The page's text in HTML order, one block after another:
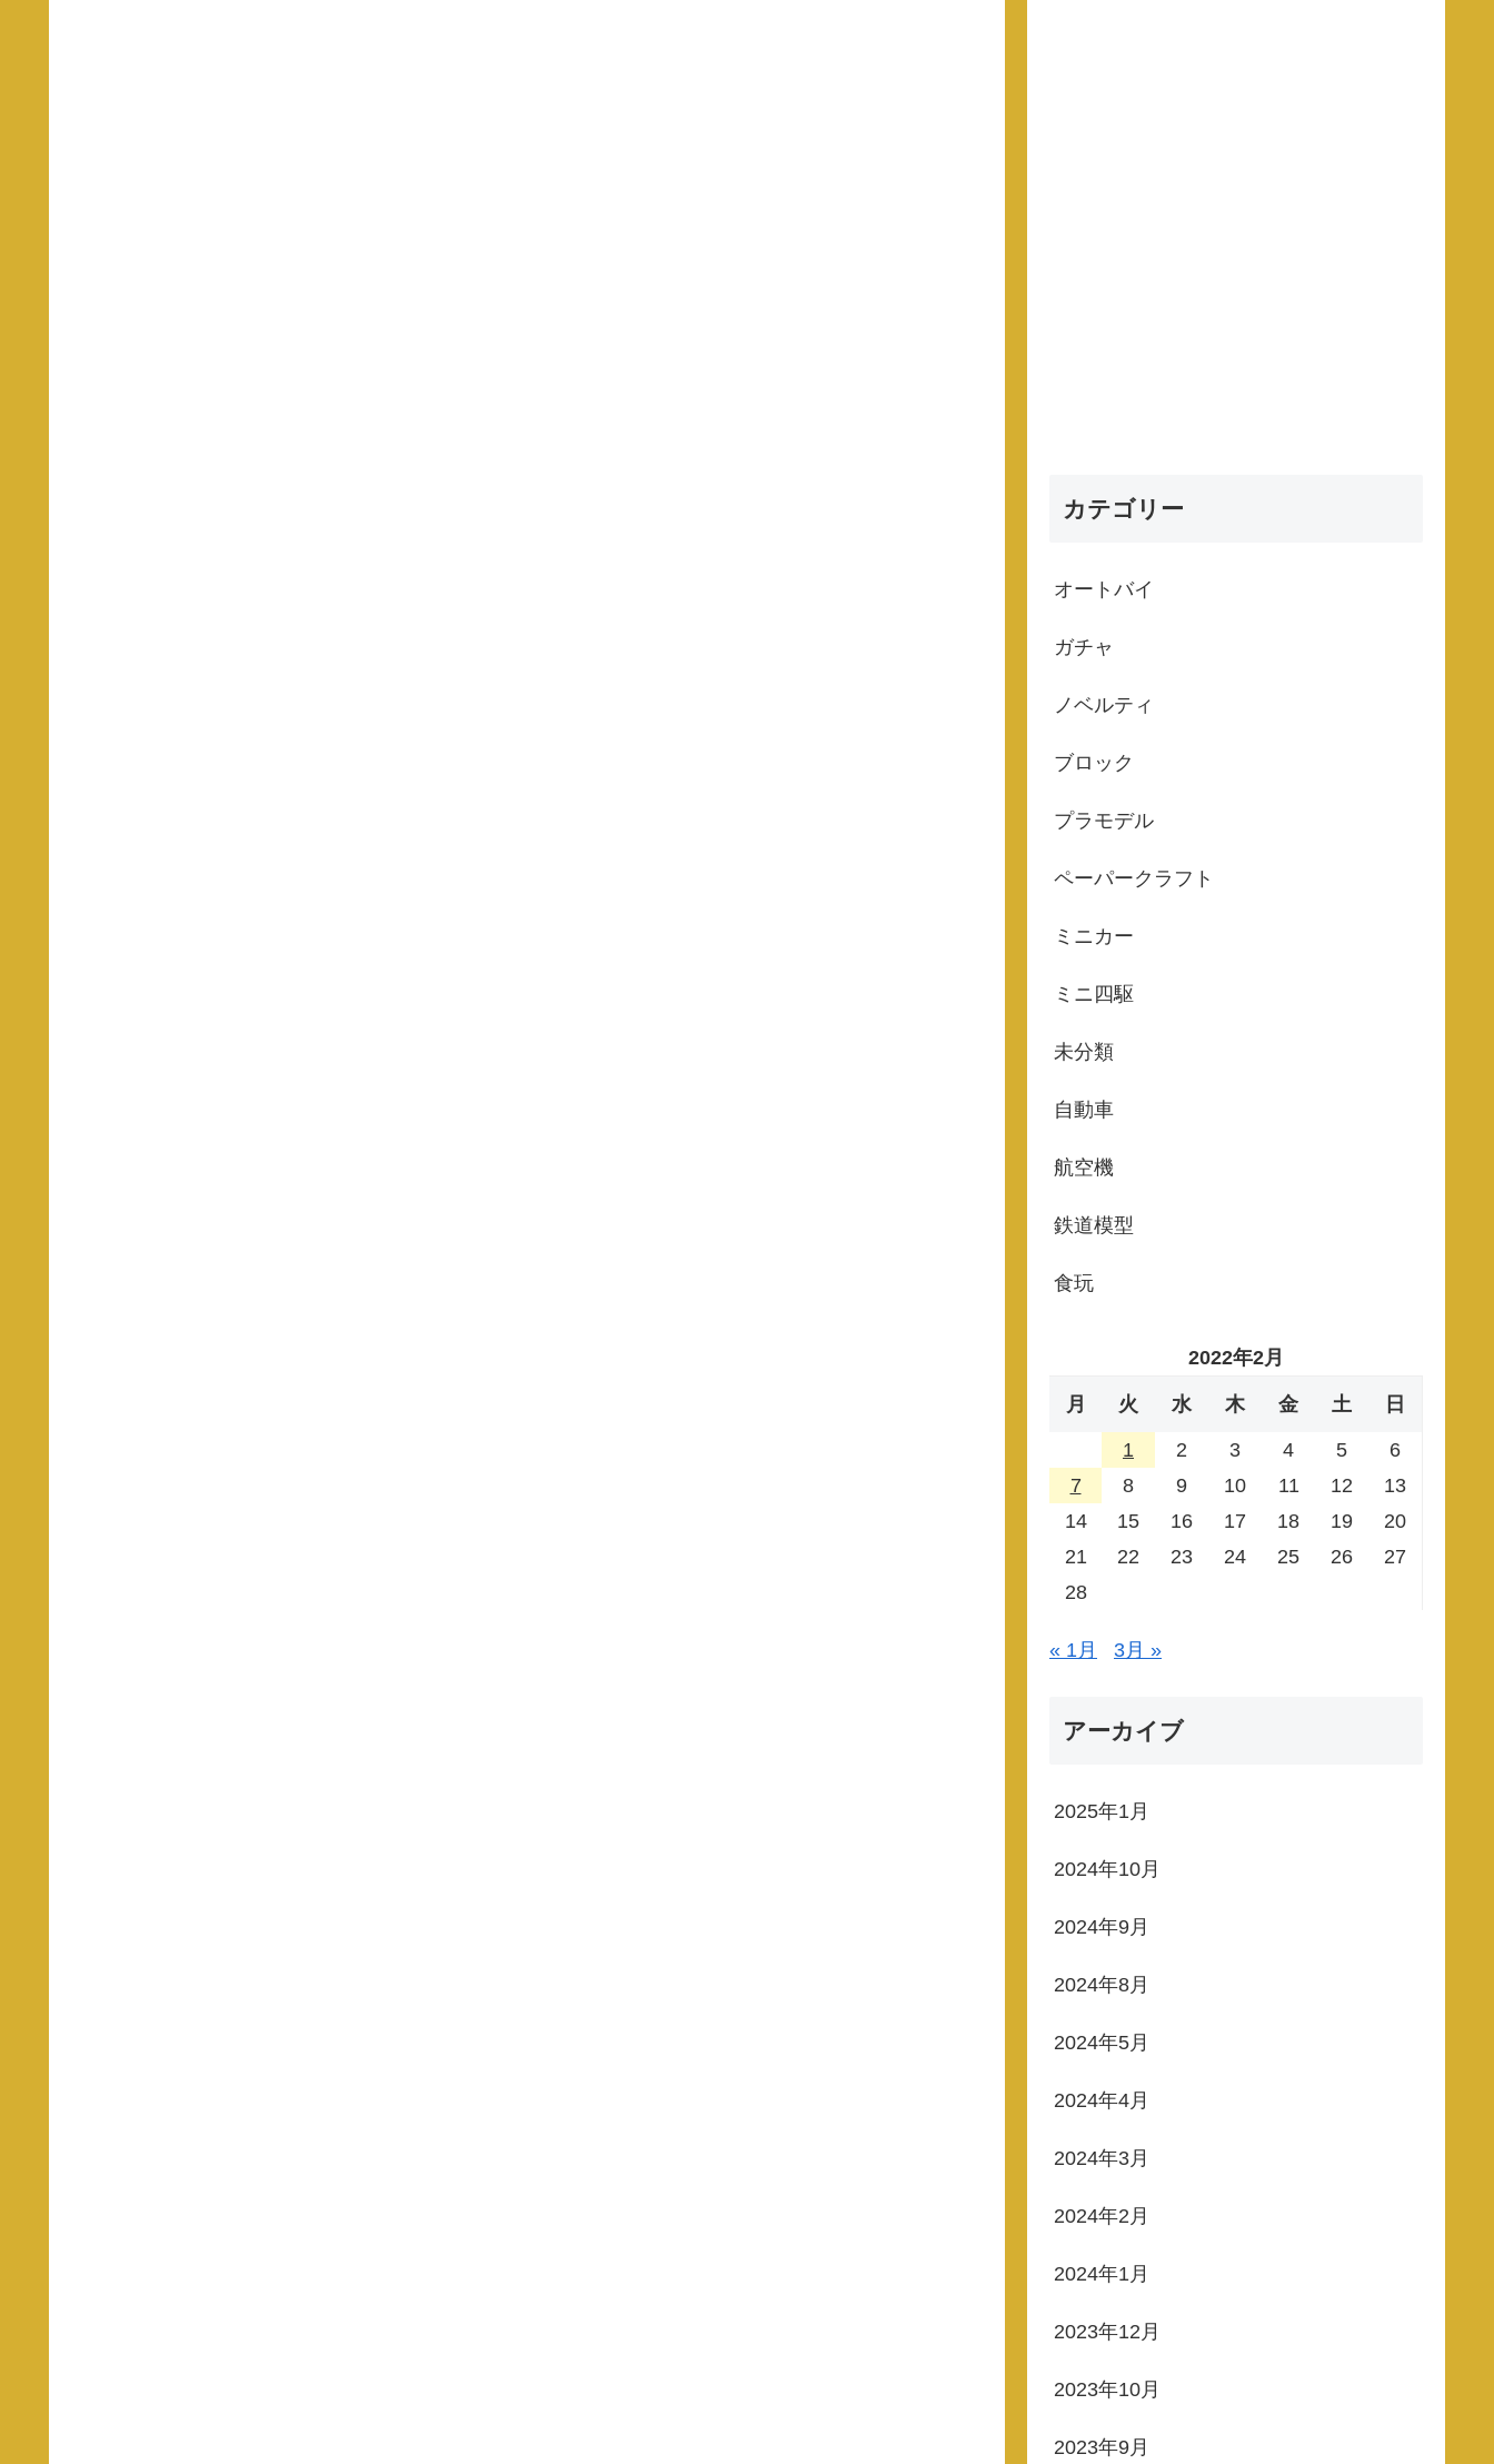
カテゴリー
オートバイ
ガチャ
ノベルティ
ブロック
プラモデル
ペーパークラフト
ミニカー
ミニ四駆
未分類
自動車
航空機
鉄道模型
食玩
2022年2月
月 火 水 木 金 土 日
1 2 3 4 5
6
7
8 9 10 11 12
13
14
15 16 17 18 19
20
21
22 23 24 25 26
27
28
« 1月 3月 »
アーカイブ
2025年1月
2024年10月
2024年9月
2024年8月
2024年5月
2024年4月
2024年3月
2024年2月
2024年1月
2023年12月
2023年10月
2023年9月